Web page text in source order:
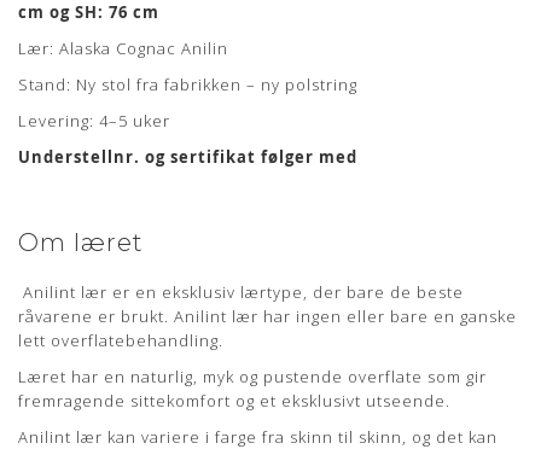
cm og SH: 76 cm
Lær: Alaska Cognac Anilin
Stand: Ny stol fra fabrikken – ny polstring
Levering: 4–5 uker
Understellnr. og sertifikat følger med
Om læret
Anilint lær er en eksklusiv lærtype, der bare de beste
råvarene er brukt. Anilint lær har ingen eller bare en ganske
lett overflatebehandling.
Læret har en naturlig, myk og pustende overflate som gir
fremragende sittekomfort og et eksklusivt utseende.
Anilint lær kan variere i farge fra skinn til skinn, og det kan